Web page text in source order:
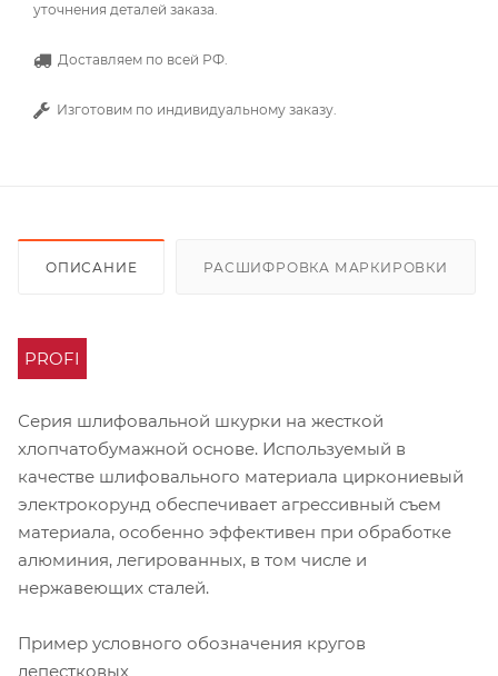
уточнения деталей заказа.
Доставляем по всей РФ.
Изготовим по индивидуальному заказу.
ОПИСАНИЕ РАСШИФРОВКА МАРКИРОВКИ
PROFI
Серия шлифовальной шкурки на жесткой
хлопчатобумажной основе. Используемый в
качестве шлифовального материала циркониевый
электрокорунд обеспечивает агрессивный съем
материала, особенно эффективен при обработке
алюминия, легированных, в том числе и
нержавеющих сталей.
Пример условного обозначения кругов
лепестковых